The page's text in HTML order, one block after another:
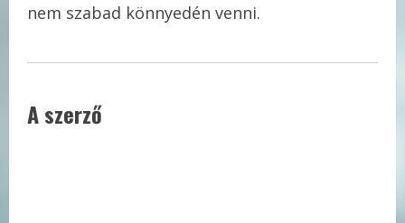
nem szabad könnyedén venni.
A szerző